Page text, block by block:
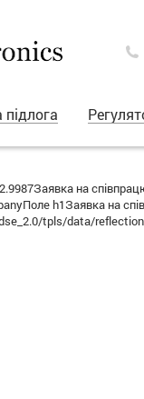
підлога
на
h1Заявка на
tpls/data/